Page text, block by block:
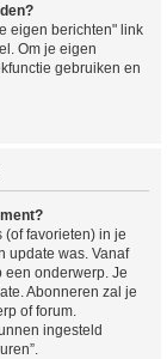
eigen berichten" link
Om je eigen
gebruiken en
favorieten) in je
update was. Vanaf
een onderwerp. Je
Abonneren zal je
of forum.
ingesteld